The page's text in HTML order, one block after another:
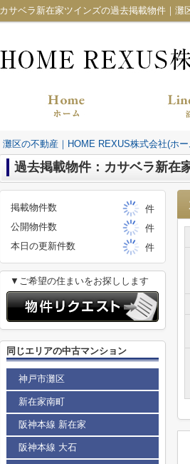
カサベラ新在家ツインズの過去掲載物件｜
灘区の不動産｜HOME REXUS株式会社(ホ
過去掲載物件：カサベラ新在
掲載物件数
件
公開物件数
件
本日の更新件数
件
▼ご希望の住まいをお探しします
同じエリアの中古マンション
神戸市灘区
新在家南町
阪神本線 新在家
阪神本線 大石